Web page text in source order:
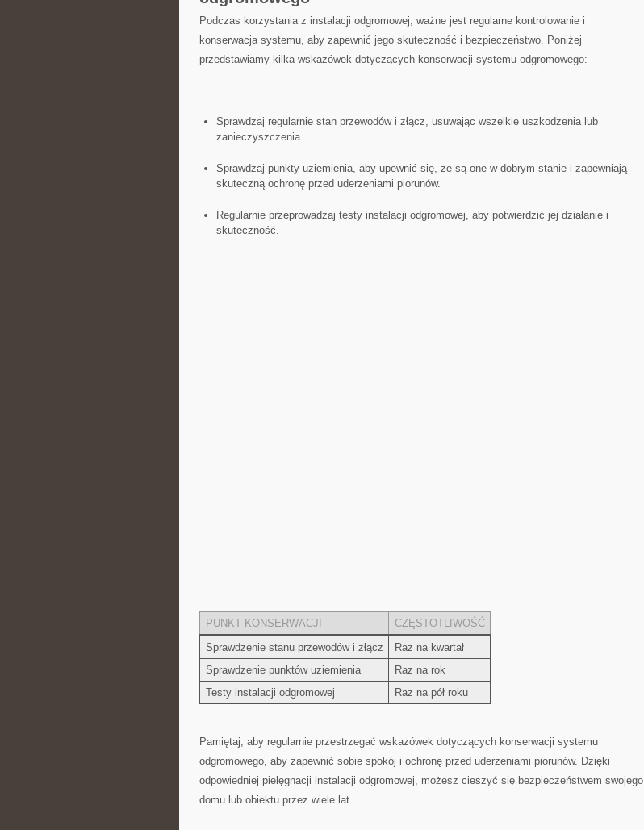
Podczas korzystania z instalacji odgromowej, ważne jest⁤ regularne kontrolowanie i
konserwacja systemu, ⁢aby zapewnić jego skuteczność i bezpieczeństwo. ‍Poniżej
przedstawiamy kilka wskazówek dotyczących konserwacji systemu odgromowego:
Sprawdzaj regularnie stan przewodów i złącz, usuwając wszelkie uszkodzenia lub
zanieczyszczenia.
Sprawdzaj punkty uziemienia, aby upewnić⁤ się,⁢ że są one w dobrym stanie i zapewniają
skuteczną ochronę przed uderzeniami ⁤piorunów.
Regularnie przeprowadzaj testy instalacji odgromowej, aby ⁤potwierdzić jej działanie i
skuteczność.
PUNKT‍ KONSERWACJI
CZĘSTOTLIWOŚĆ
Sprawdzenie stanu przewodów ⁢i złącz
Raz na kwartał
Sprawdzenie ‍punktów uziemienia
Raz ‌na rok
Testy instalacji odgromowej
Raz na pół‌ roku
Pamiętaj, aby regularnie przestrzegać wskazówek dotyczących konserwacji systemu
odgromowego, aby zapewnić sobie spokój‍ i ochronę przed⁢ uderzeniami piorunów. Dzięki
odpowiedniej pielęgnacji ⁢instalacji odgromowej,⁣ możesz cieszyć się bezpieczeństwem swojego
⁣domu lub obiektu przez⁣ wiele lat.